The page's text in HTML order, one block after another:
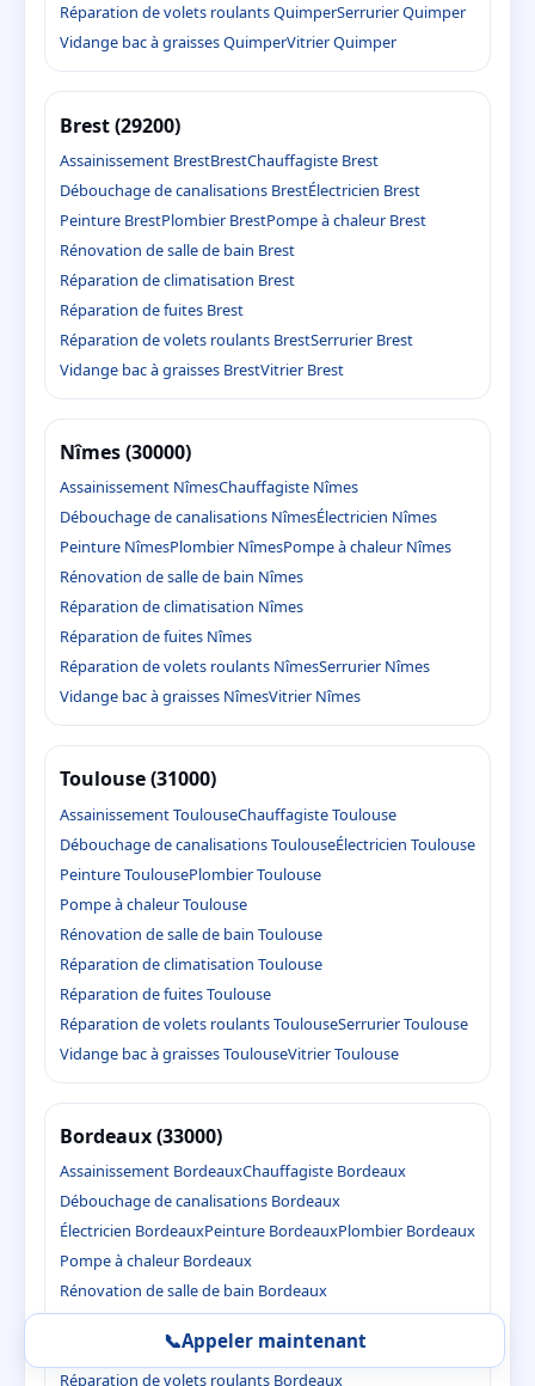
Réparation de volets roulants QuimperSerrurier Quimper
Vidange bac à graisses QuimperVitrier Quimper
Brest (29200)
Assainissement BrestBrestChauffagiste Brest
Débouchage de canalisations BrestÉlectricien Brest
Peinture BrestPlombier BrestPompe à chaleur Brest
Rénovation de salle de bain Brest
Réparation de climatisation Brest
Réparation de fuites Brest
Réparation de volets roulants BrestSerrurier Brest
Vidange bac à graisses BrestVitrier Brest
Nîmes (30000)
Assainissement NîmesChauffagiste Nîmes
Débouchage de canalisations NîmesÉlectricien Nîmes
Peinture NîmesPlombier NîmesPompe à chaleur Nîmes
Rénovation de salle de bain Nîmes
Réparation de climatisation Nîmes
Réparation de fuites Nîmes
Réparation de volets roulants NîmesSerrurier Nîmes
Vidange bac à graisses NîmesVitrier Nîmes
Toulouse (31000)
Assainissement ToulouseChauffagiste Toulouse
Débouchage de canalisations ToulouseÉlectricien Toulouse
Peinture ToulousePlombier Toulouse
Pompe à chaleur Toulouse
Rénovation de salle de bain Toulouse
Réparation de climatisation Toulouse
Réparation de fuites Toulouse
Réparation de volets roulants ToulouseSerrurier Toulouse
Vidange bac à graisses ToulouseVitrier Toulouse
Bordeaux (33000)
Assainissement BordeauxChauffagiste Bordeaux
Débouchage de canalisations Bordeaux
Électricien BordeauxPeinture BordeauxPlombier Bordeaux
Pompe à chaleur Bordeaux
Rénovation de salle de bain Bordeaux
Réparation de climatisation Bordeaux
Réparation de fuites Bordeaux
Réparation de volets roulants Bordeaux
📞Appeler maintenant